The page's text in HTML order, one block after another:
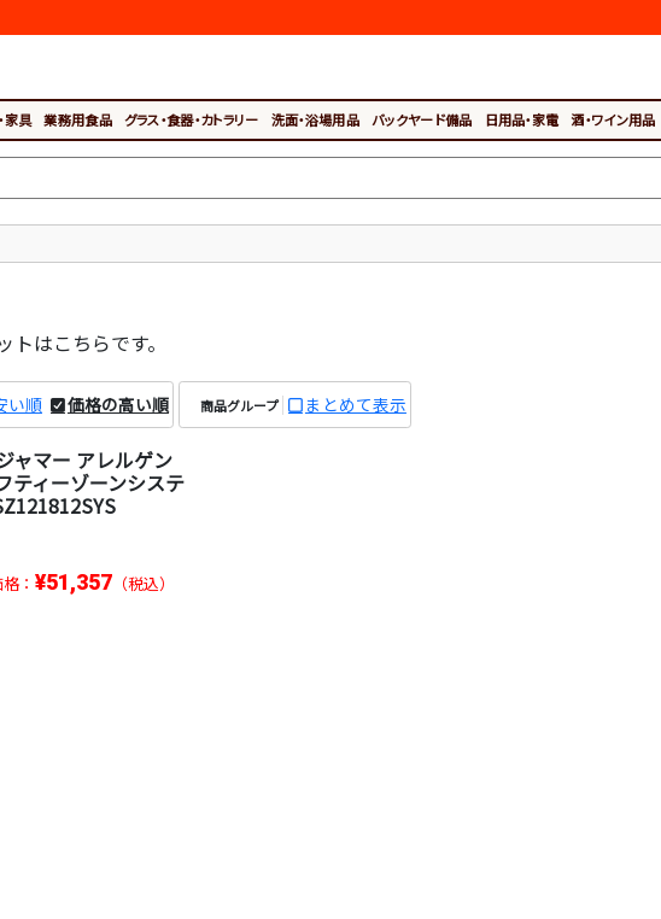
家具 業務用食品 グラス・食器・カトラリー 洗面・浴場用品 バックヤード備品 日用品・家電 酒・ワイン用品
はこちらです。
い順 価格の高い順 商品グループ まとめて表示
ャマー アレルゲン
ティーゾーンシステ
： ¥51,357 （税込）